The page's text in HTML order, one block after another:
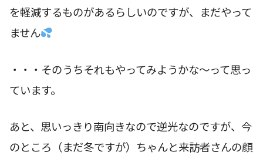
を軽減するものがあるらしいのですが、まだやって
ません
・・・そのうちそれもやってみようかな〜って思っ
ています。
あと、思いっきり南向きなので逆光なのですが、今
のところ（まだ冬ですが）ちゃんと来訪者さんの顔